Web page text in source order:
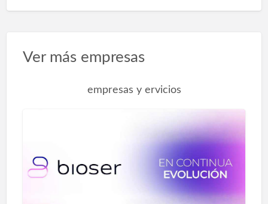
Ver más empresas
empresas y ervicios